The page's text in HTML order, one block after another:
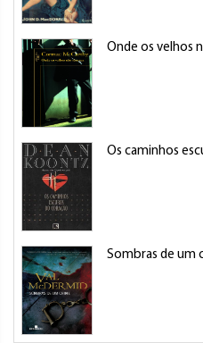
Onde os velhos
Os caminhos
Sombras de um